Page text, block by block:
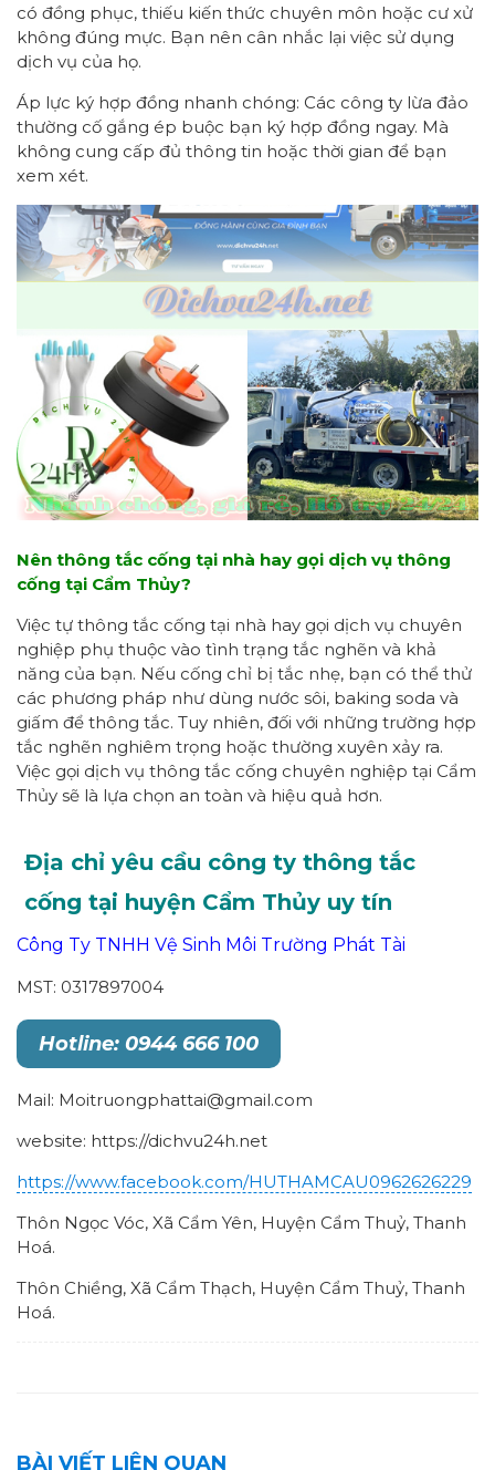
có đồng phục, thiếu kiến thức chuyên môn hoặc cư xử
không đúng mực. Bạn nên cân nhắc lại việc sử dụng
dịch vụ của họ.
Áp lực ký hợp đồng nhanh chóng: Các công ty lừa đảo
thường cố gắng ép buộc bạn ký hợp đồng ngay. Mà
không cung cấp đủ thông tin hoặc thời gian để bạn
xem xét.
Nên thông tắc cống tại nhà hay gọi dịch vụ thông
cống tại Cẩm Thủy?
Việc tự thông tắc cống tại nhà hay gọi dịch vụ chuyên
nghiệp phụ thuộc vào tình trạng tắc nghẽn và khả
năng của bạn. Nếu cống chỉ bị tắc nhẹ, bạn có thể thử
các phương pháp như dùng nước sôi, baking soda và
giấm để thông tắc. Tuy nhiên, đối với những trường hợp
tắc nghẽn nghiêm trọng hoặc thường xuyên xảy ra.
Việc gọi dịch vụ thông tắc cống chuyên nghiệp tại Cẩm
Thủy sẽ là lựa chọn an toàn và hiệu quả hơn.
Địa chỉ yêu cầu công ty thông tắc
cống tại huyện Cẩm Thủy uy tín
Công Ty TNHH Vệ Sinh Môi Trường Phát Tài
MST: 0317897004
Hotline: 0944 666 100
Mail: Moitruongphattai@gmail.com
website: https://dichvu24h.net
https://www.facebook.com/HUTHAMCAU0962626229
Thôn Ngọc Vóc, Xã Cẩm Yên, Huyện Cẩm Thuỷ, Thanh
Hoá.
Thôn Chiềng, Xã Cẩm Thạch, Huyện Cẩm Thuỷ, Thanh
Hoá.
BÀI VIẾT LIÊN QUAN